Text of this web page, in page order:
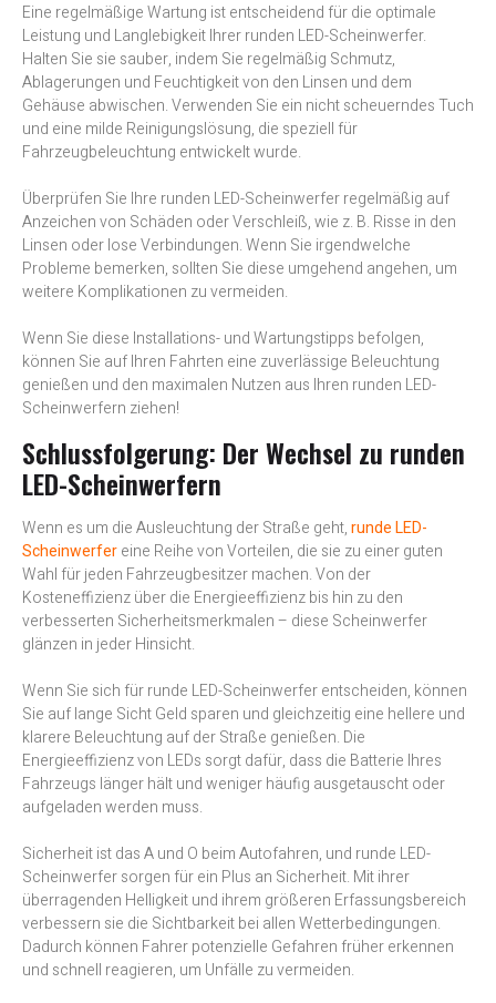
Eine regelmäßige Wartung ist entscheidend für die optimale
Leistung und Langlebigkeit Ihrer runden LED-Scheinwerfer.
Halten Sie sie sauber, indem Sie regelmäßig Schmutz,
Ablagerungen und Feuchtigkeit von den Linsen und dem
Gehäuse abwischen. Verwenden Sie ein nicht scheuerndes Tuch
und eine milde Reinigungslösung, die speziell für
Fahrzeugbeleuchtung entwickelt wurde.
Überprüfen Sie Ihre runden LED-Scheinwerfer regelmäßig auf
Anzeichen von Schäden oder Verschleiß, wie z. B. Risse in den
Linsen oder lose Verbindungen. Wenn Sie irgendwelche
Probleme bemerken, sollten Sie diese umgehend angehen, um
weitere Komplikationen zu vermeiden.
Wenn Sie diese Installations- und Wartungstipps befolgen,
können Sie auf Ihren Fahrten eine zuverlässige Beleuchtung
genießen und den maximalen Nutzen aus Ihren runden LED-
Scheinwerfern ziehen!
Schlussfolgerung: Der Wechsel zu runden
LED-Scheinwerfern
Wenn es um die Ausleuchtung der Straße geht,runde LED-
Scheinwerfereine Reihe von Vorteilen, die sie zu einer guten
Wahl für jeden Fahrzeugbesitzer machen. Von der
Kosteneffizienz über die Energieeffizienz bis hin zu den
verbesserten Sicherheitsmerkmalen – diese Scheinwerfer
glänzen in jeder Hinsicht.
Wenn Sie sich für runde LED-Scheinwerfer entscheiden, können
Sie auf lange Sicht Geld sparen und gleichzeitig eine hellere und
klarere Beleuchtung auf der Straße genießen. Die
Energieeffizienz von LEDs sorgt dafür, dass die Batterie Ihres
Fahrzeugs länger hält und weniger häufig ausgetauscht oder
aufgeladen werden muss.
Sicherheit ist das A und O beim Autofahren, und runde LED-
Scheinwerfer sorgen für ein Plus an Sicherheit. Mit ihrer
überragenden Helligkeit und ihrem größeren Erfassungsbereich
verbessern sie die Sichtbarkeit bei allen Wetterbedingungen.
Dadurch können Fahrer potenzielle Gefahren früher erkennen
und schnell reagieren, um Unfälle zu vermeiden.